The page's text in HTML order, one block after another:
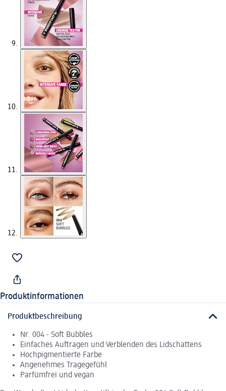
Produktinformationen
Produktbeschreibung
Nr. 004 - Soft Bubbles
Einfaches Auftragen und Verblenden des Lidschattens
Hochpigmentierte Farbe
Angenehmes Tragegefühl
Parfümfrei und vegan